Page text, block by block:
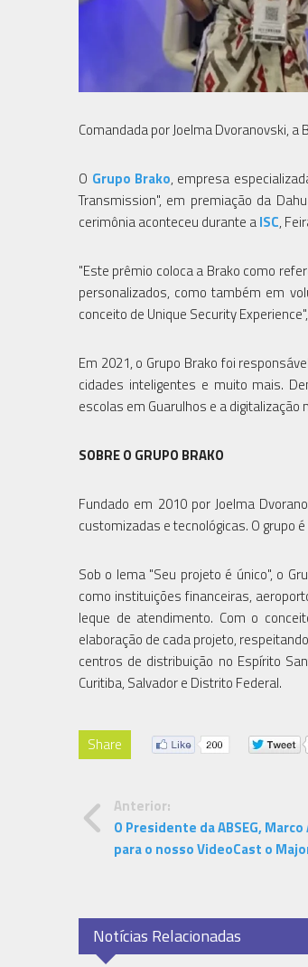
Comandada por Joelma Dvoranovski,
O Grupo Brako, empresa
Transmission", em premiação da
cerimônia aconteceu durante aISC,
"Este prêmio coloca a Brako como
personalizados, como também em
conceito de Unique Security
Em 2021, o Grupo Brako foi
cidades inteligentes e muito mais.
escolas em Guarulhos e a
SOBRE O GRUPO BRAKO
Fundado em 2010 por Joelma
customizadas e tecnológicas. O grupo
Sob o lema "Seu projeto é único", o
como instituições financeiras,
leque de atendimento. Com o
elaboração de cada projeto,
centros de distribuição no Espírito
Curitiba, Salvador e Distrito Federal.
Share
Anterior:
O Presidente da ABSEG,
para o nosso VideoCast o
Notícias Relacionadas